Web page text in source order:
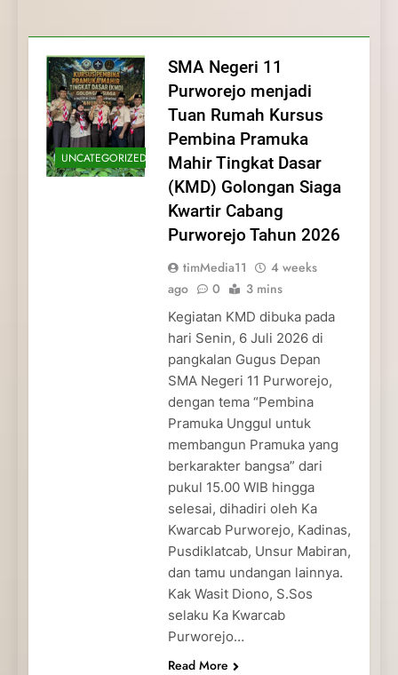
dan Pengabdian Generasi
Pramuka
Pramuka
Kepedulian
UNCATEGORIZED
SMA Negeri 11
Purworejo menjadi
Tuan Rumah Kursus
Pembina Pramuka
Mahir Tingkat Dasar
(KMD) Golongan Siaga
Kwartir Cabang
Purworejo Tahun 2026
timMedia11
4 weeks
ago
0 3 mins
Kegiatan KMD dibuka pada
hari Senin, 6 Juli 2026 di
pangkalan Gugus Depan
SMA Negeri 11 Purworejo,
dengan tema “Pembina
Pramuka Unggul untuk
membangun Pramuka yang
berkarakter bangsa” dari
pukul 15.00 WIB hingga
selesai, dihadiri oleh Ka
Kwarcab Purworejo, Kadinas,
Pusdiklatcab, Unsur Mabiran,
dan tamu undangan lainnya.
Kak Wasit Diono, S.Sos
selaku Ka Kwarcab
Purworejo…
Read More